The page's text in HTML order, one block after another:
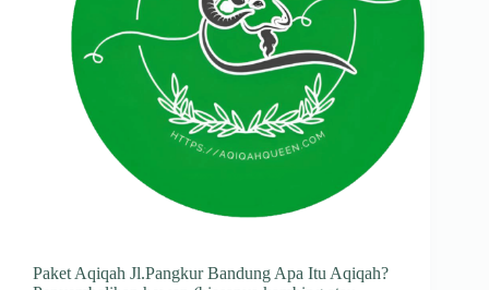
Paket Aqiqah Jl.Pangkur Bandung Apa Itu Aqiqah?